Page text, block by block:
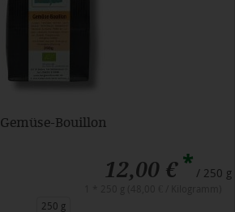
Gemüse-Bouillon
12,00 €* / 250 g
250 g